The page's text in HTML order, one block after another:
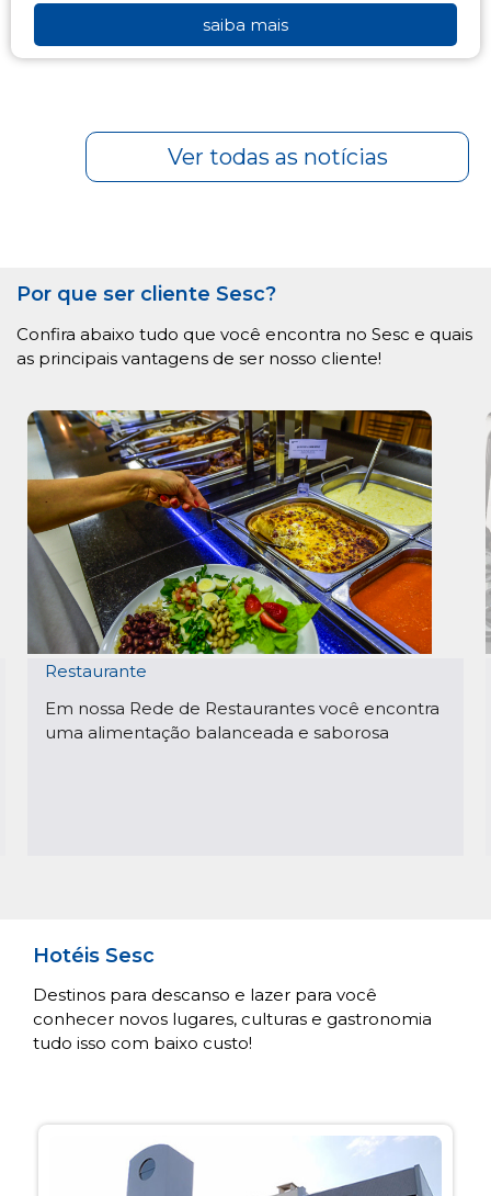
saiba mais
Ver todas as notícias
Por que ser cliente Sesc?
Confira abaixo tudo que você encontra no Sesc e quais
as principais vantagens de ser nosso cliente!
Restaurante
Em nossa Rede de Restaurantes você encontra
uma alimentação balanceada e saborosa
Hotéis Sesc
Destinos para descanso e lazer para você
conhecer novos lugares, culturas e gastronomia
tudo isso com baixo custo!